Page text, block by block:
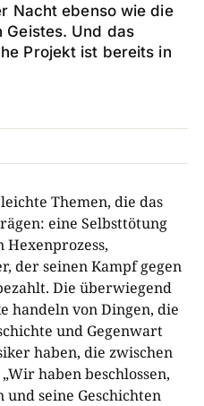
Nacht ebenso wie die
Geistes. Und das
Projekt ist bereits in
Themen, die das
eine Selbsttötung
Hexenprozess,
der seinen Kampf gegen
Die überwiegend
handeln von Dingen, die
und Gegenwart
haben, die zwischen
haben beschlossen,
und seine Geschichten